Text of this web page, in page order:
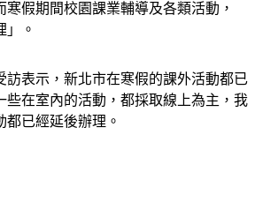
假期間校園課業輔導及各類活動，
」。
訪表示，新北市在寒假的課外活動都已
些在室內的活動，都採取線上為主，我
已經延後辦理。